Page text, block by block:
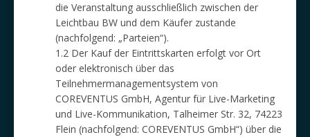
die Veranstaltung ausschließlich zwischen der
Leichtbau BW und dem Käufer zustande
(nachfolgend: „Parteien“).
1.2 Der Kauf der Eintrittskarten erfolgt vor Ort
oder elektronisch über das
Teilnehmermanagementsystem von
COREVENTUS GmbH, Agentur für Live-Marketing
und Live-Kommunikation, Talheimer Str. 32, 74223
Flein (nachfolgend: COREVENTUS GmbH“) über die